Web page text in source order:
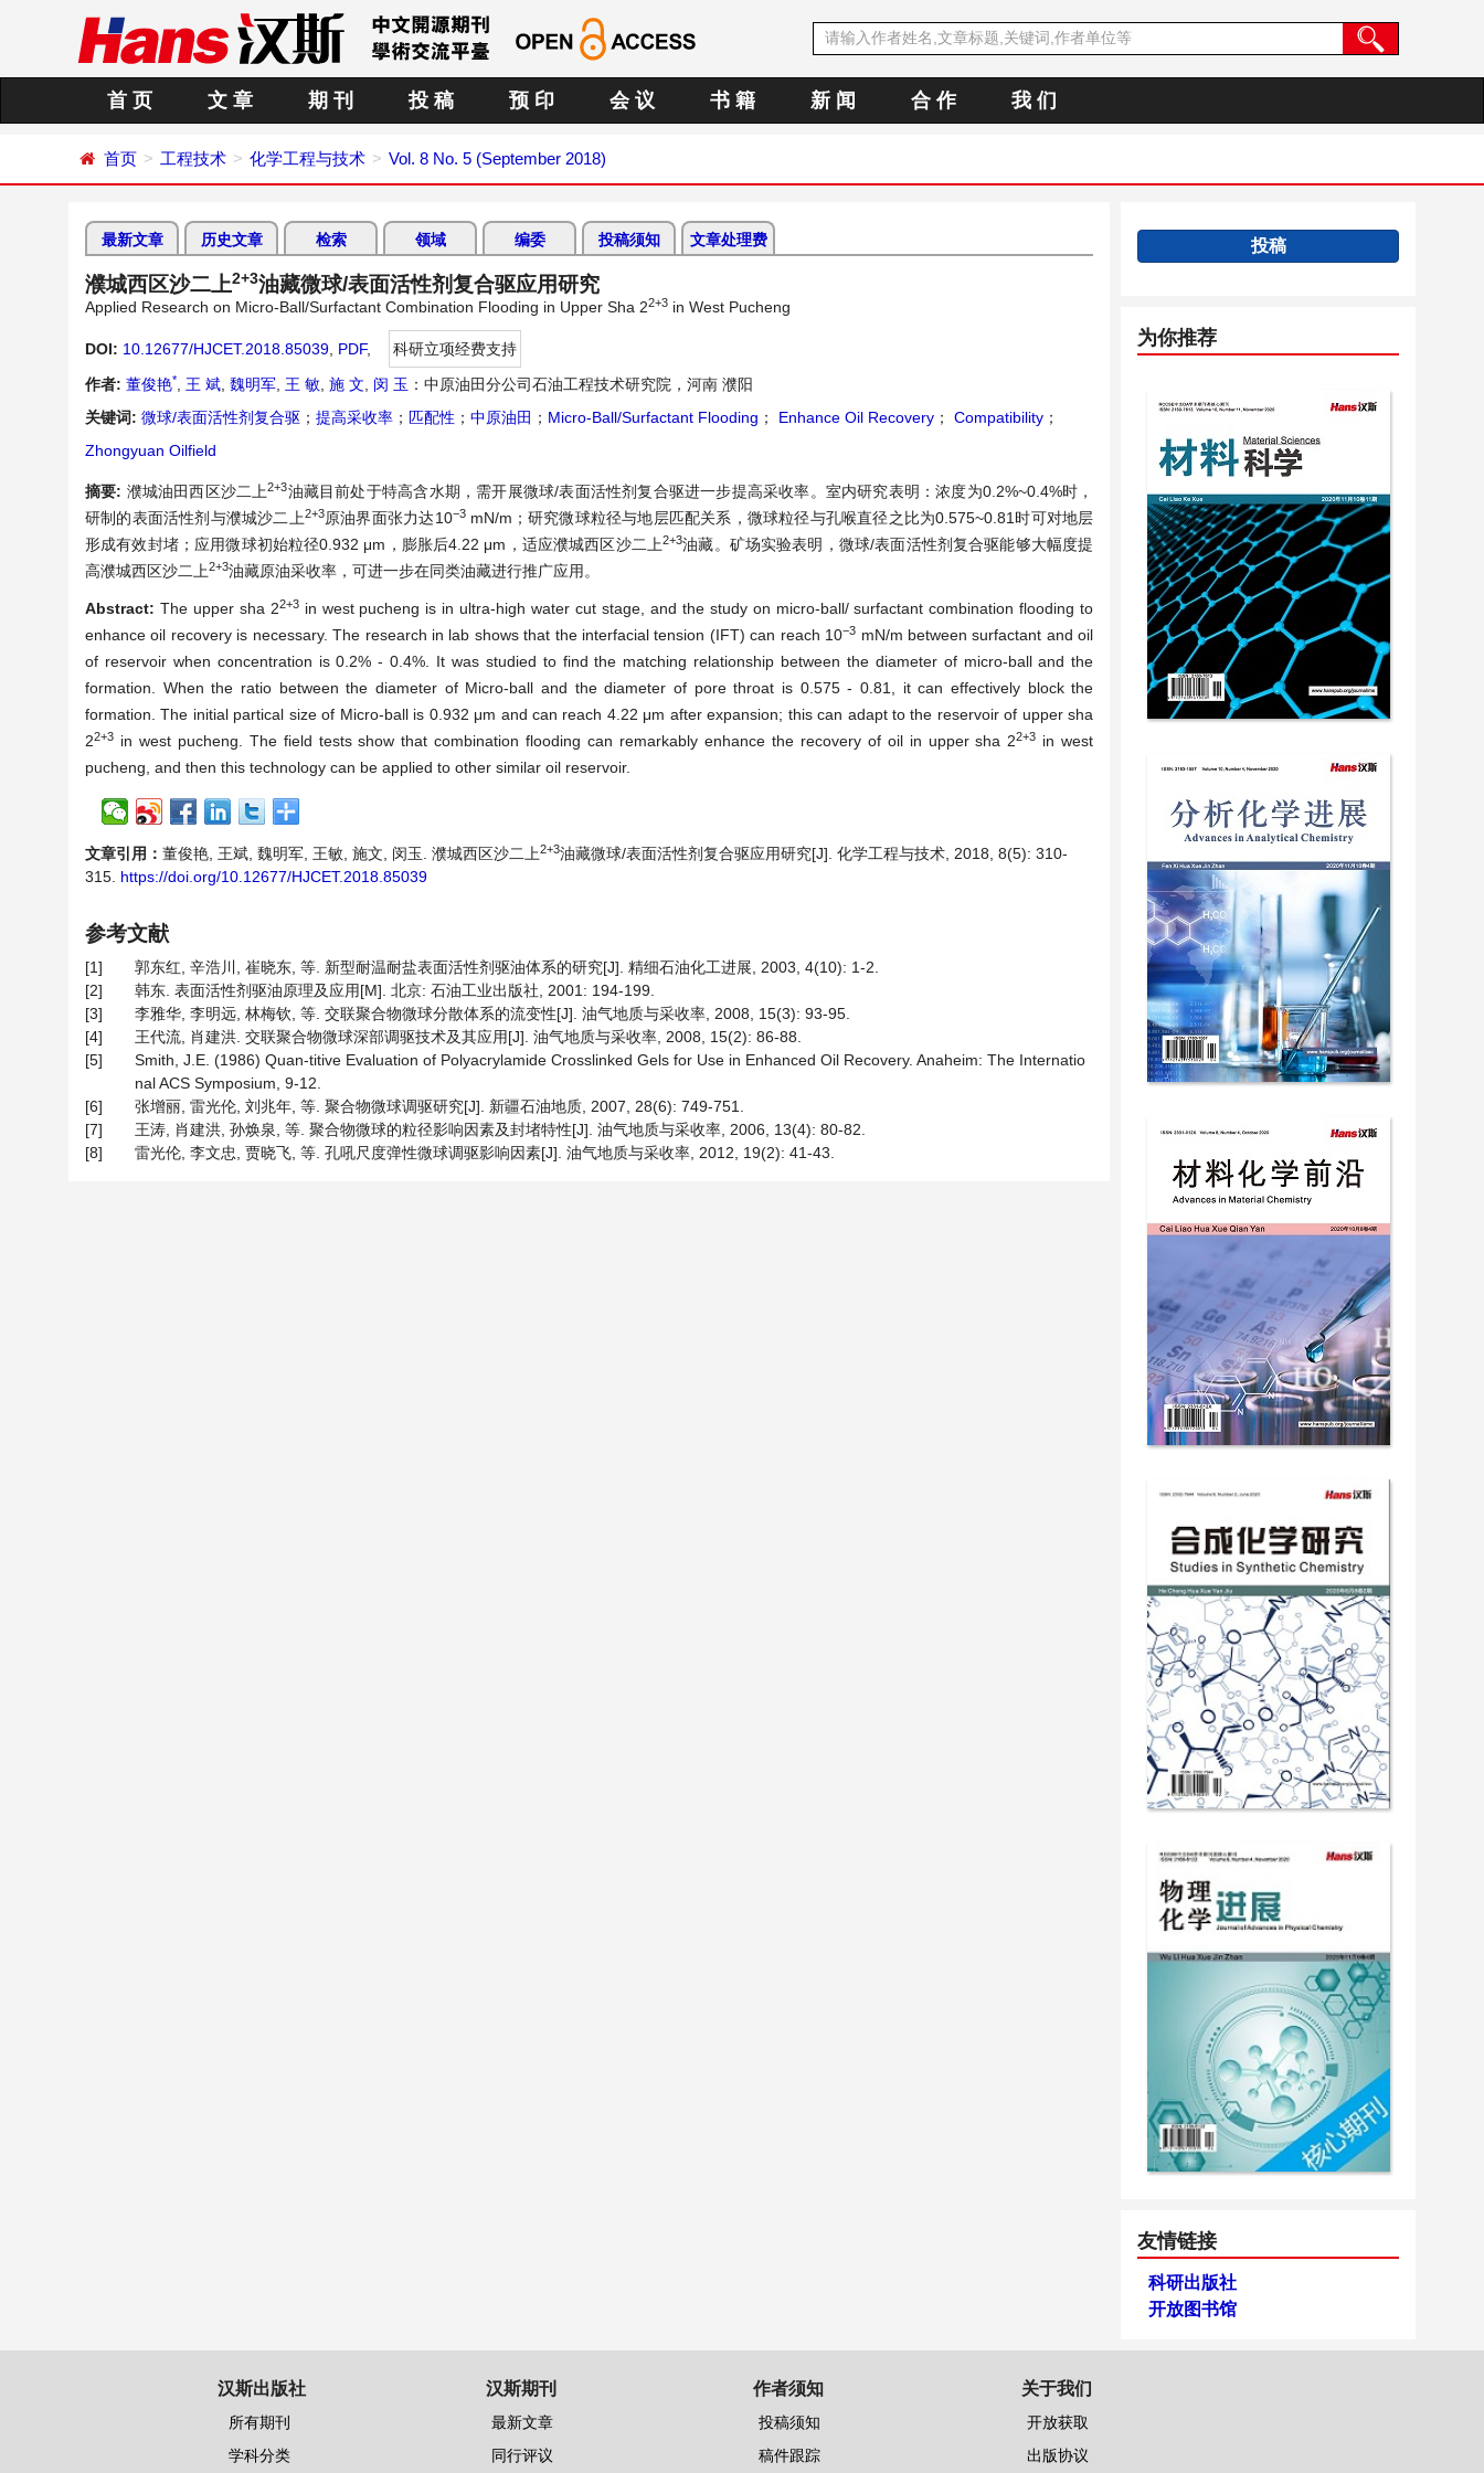
首 页 文 章 期 刊 投 稿 预 印 会 议 书 籍 新 闻 合 作 我 们
首页 工程技术 化学工程与技术 Vol. 8 No. 5 (September 2018)
最新文章 历史文章 检索 领域 编委 投稿须知 文章处理费
濮城西区沙二上2+3油藏微球/表面活性剂复合驱应用研究
Applied Research on Micro-Ball/Surfactant Combination Flooding in Upper Sha 22+3 in West Pucheng
DOI: 10.12677/HJCET.2018.85039 PDF,
科研立项经费支持
作者: 董俊艳* 王 斌 魏明军 王 敏 施 文 闵 玉 ：中原油田分公司石油工程技术研究院，河南 濮阳
关键词: 微球/表面活性剂复合驱 ； 提高采收率 ； 匹配性 ； 中原油田 ； Micro-Ball/Surfactant Flooding ； Enhance Oil Recovery ； Compatibility ；
Zhongyuan Oilfield
摘要: 濮城油田西区沙二上2+3油藏目前处于特高含水期，需开展微球/表面活性剂复合驱进一步提高采收率。室内研究表明：浓度为0.2%~0.4%时，
研制的表面活性剂与濮城沙二上2+3原油界面张力达10−3mN/m；研究微球粒径与地层匹配关系，微球粒径与孔喉直径之比为0.575~0.81时可对地层
形成有效封堵；应用微球初始粒径0.932 μm，膨胀后4.22 μm，适应濮城西区沙二上2+3油藏。矿场实验表明，微球/表面活性剂复合驱能够大幅度提
高濮城西区沙二上2+3油藏原油采收率，可进一步在同类油藏进行推广应用。
Abstract: The upper sha 22+3in west pucheng is in ultra-high water cut stage, and the study on micro-ball/ surfactant combination flooding to
enhance oil recovery is necessary. The research in lab shows that the interfacial tension (IFT) can reach 10−3 mN/m between surfactant and oil
of reservoir when concentration is 0.2% - 0.4%. It was studied to find the matching relationship between the diameter of micro-ball and the
formation. When the ratio between the diameter of Micro-ball and the diameter of pore throat is 0.575 - 0.81, it can effectively block the
formation. The initial partical size of Micro-ball is 0.932 μm and can reach 4.22 μm after expansion; this can adapt to the reservoir of upper sha
22+3 in west pucheng. The field tests show that combination flooding can remarkably enhance the recovery of oil in upper sha 22+3 in west
pucheng, and then this technology can be applied to other similar oil reservoir.
文章引用： 董俊艳, 王斌, 魏明军, 王敏, 施文, 闵玉. 濮城西区沙二上2+3油藏微球/表面活性剂复合驱应用研究[J]. 化学工程与技术, 2018, 8(5): 310-
315. https://doi.org/10.12677/HJCET.2018.85039
参考文献
[1]
郭东红, 辛浩川, 崔晓东, 等. 新型耐温耐盐表面活性剂驱油体系的研究[J]. 精细石油化工进展, 2003, 4(10): 1-2.
[2]
韩东. 表面活性剂驱油原理及应用[M]. 北京: 石油工业出版社, 2001: 194-199.
[3]
李雅华, 李明远, 林梅钦, 等. 交联聚合物微球分散体系的流变性[J]. 油气地质与采收率, 2008, 15(3): 93-95.
[4]
王代流, 肖建洪. 交联聚合物微球深部调驱技术及其应用[J]. 油气地质与采收率, 2008, 15(2): 86-88.
[5]
Smith, J.E. (1986) Quan-titive Evaluation of Polyacrylamide Crosslinked Gels for Use in Enhanced Oil Recovery. Anaheim: The Internatio
nal ACS Symposium, 9-12.
[6]
张增丽, 雷光伦, 刘兆年, 等. 聚合物微球调驱研究[J]. 新疆石油地质, 2007, 28(6): 749-751.
[7]
王涛, 肖建洪, 孙焕泉, 等. 聚合物微球的粒径影响因素及封堵特性[J]. 油气地质与采收率, 2006, 13(4): 80-82.
[8]
雷光伦, 李文忠, 贾晓飞, 等. 孔吼尺度弹性微球调驱影响因素[J]. 油气地质与采收率, 2012, 19(2): 41-43.
投稿
为你推荐
友情链接
科研出版社
开放图书馆
汉斯出版社
所有期刊
学科分类
汉斯期刊
最新文章
同行评议
作者须知
投稿须知
稿件跟踪
关于我们
开放获取
出版协议